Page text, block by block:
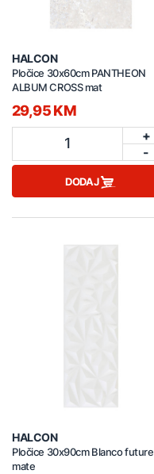
HALCON
Pločice 30x60cm PANTHEON
ALBUM CROSS mat
29,95 KM
1
+
-
DODAJ
HALCON
Pločice 30x90cm Blanco future
mate